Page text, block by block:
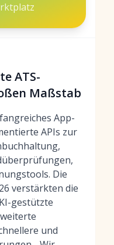
ATS-
Maßstab
App-
APIs zur
Die
verstärkten die
gestützte
und